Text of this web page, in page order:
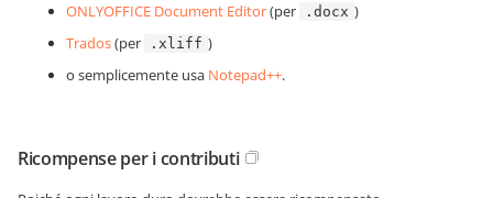
ONLYOFFICE Document Editor(per .docx )
Trados(per .xliff )
o semplicemente usa Notepad++.
Ricompense per i contributi